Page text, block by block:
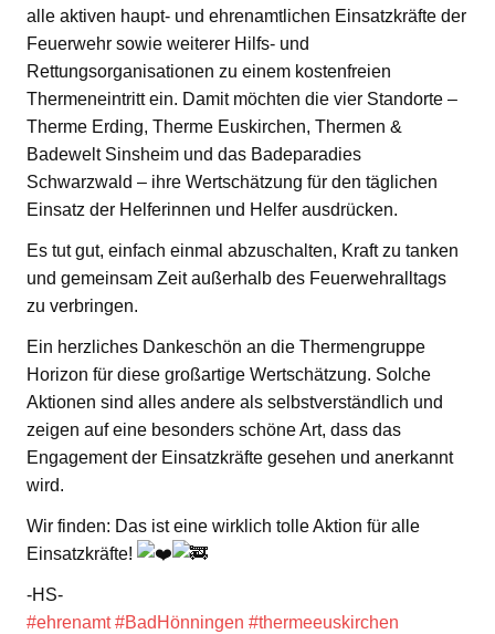
alle aktiven haupt- und ehrenamtlichen Einsatzkräfte der
Feuerwehr sowie weiterer Hilfs- und
Rettungsorganisationen zu einem kostenfreien
Thermeneintritt ein. Damit möchten die vier Standorte –
Therme Erding, Therme Euskirchen, Thermen &
Badewelt Sinsheim und das Badeparadies
Schwarzwald – ihre Wertschätzung für den täglichen
Einsatz der Helferinnen und Helfer ausdrücken.
Es tut gut, einfach einmal abzuschalten, Kraft zu tanken
und gemeinsam Zeit außerhalb des Feuerwehralltags
zu verbringen.
Ein herzliches Dankeschön an die Thermengruppe
Horizon für diese großartige Wertschätzung. Solche
Aktionen sind alles andere als selbstverständlich und
zeigen auf eine besonders schöne Art, dass das
Engagement der Einsatzkräfte gesehen und anerkannt
wird.
Wir finden: Das ist eine wirklich tolle Aktion für alle
Einsatzkräfte!
-HS-
#ehrenamt #BadHönningen #thermeeuskirchen